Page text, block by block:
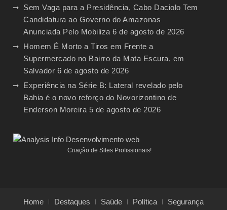
Sem Vaga para a Presidência, Cabo Daciolo Tem
Candidatura ao Governo do Amazonas
Anunciada Pelo Mobiliza 6 de agosto de 2026
Homem É Morto a Tiros em Frente a
Supermercado no Bairro da Mata Escura, em
Salvador 6 de agosto de 2026
Experiência na Série B: Lateral revelado pelo
Bahia é o novo reforço do Novorizontino de
Enderson Moreira 5 de agosto de 2026
Criação de Sites Profissionais!
Home Destaques Saúde Política
Segurança